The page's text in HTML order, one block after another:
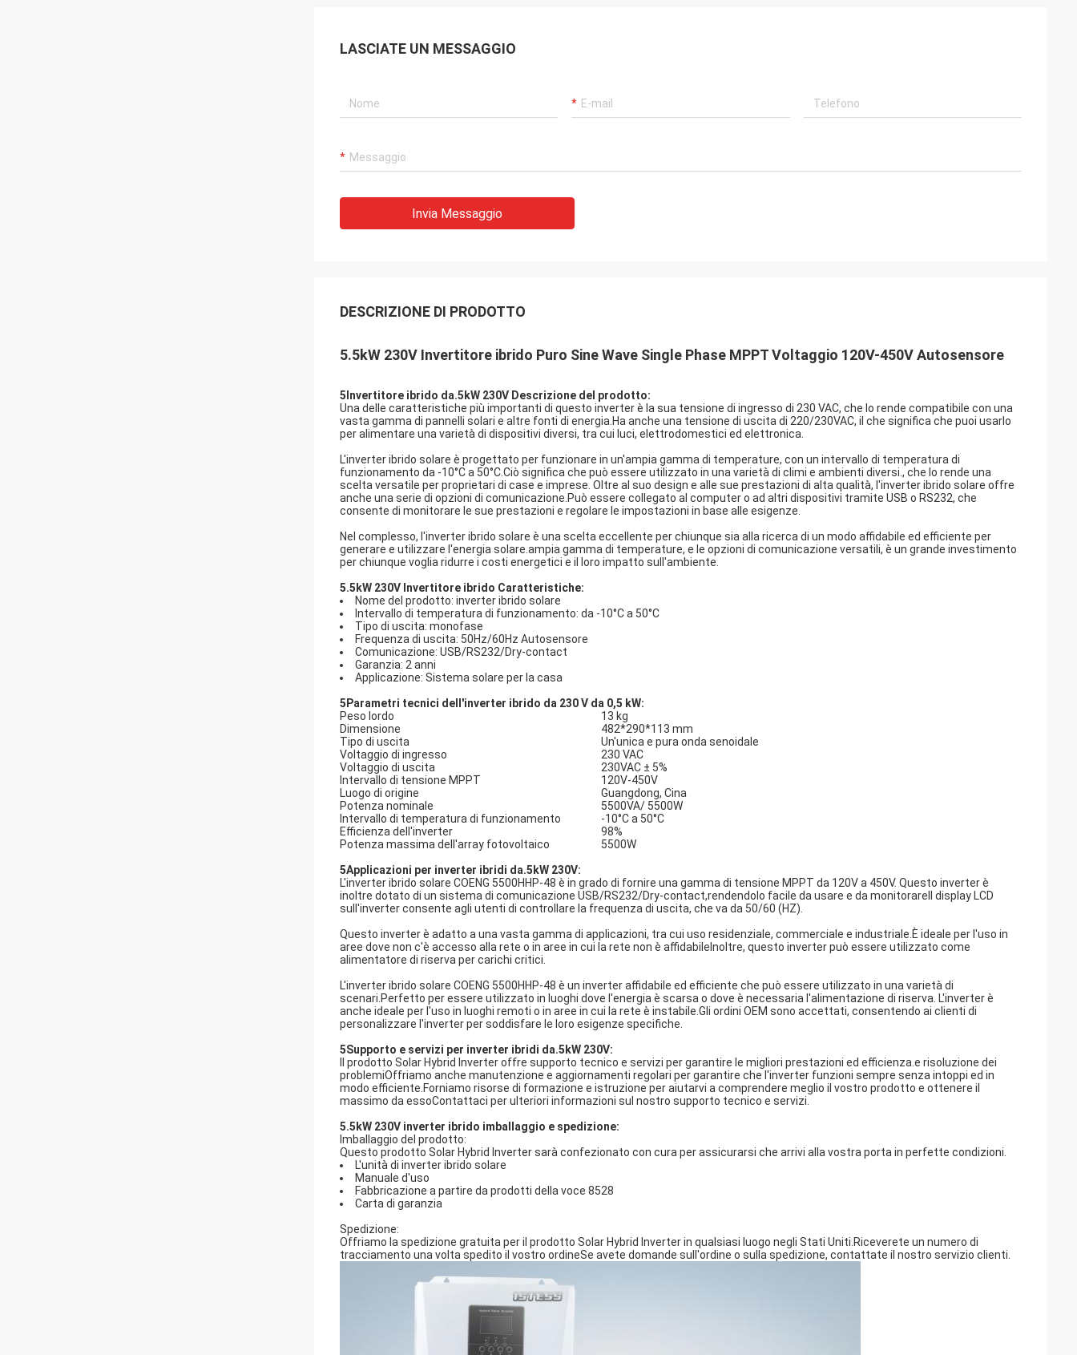
LASCIATE UN MESSAGGIO
Invia Messaggio
DESCRIZIONE DI PRODOTTO
5.5kW 230V Invertitore ibrido Puro Sine Wave Single Phase MPPT Voltaggio 120V-450V Autosensore
5Invertitore ibrido da.5kW 230V Descrizione del prodotto:
Una delle caratteristiche più importanti di questo inverter è la sua tensione di ingresso di 230 VAC, che lo rende compatibile con una
vasta gamma di pannelli solari e altre fonti di energia.Ha anche una tensione di uscita di 220/230VAC, il che significa che puoi usarlo
per alimentare una varietà di dispositivi diversi, tra cui luci, elettrodomestici ed elettronica.
L'inverter ibrido solare è progettato per funzionare in un'ampia gamma di temperature, con un intervallo di temperatura di
funzionamento da -10°C a 50°C.Ciò significa che può essere utilizzato in una varietà di climi e ambienti diversi., che lo rende una
scelta versatile per proprietari di case e imprese. Oltre al suo design e alle sue prestazioni di alta qualità, l'inverter ibrido solare offre
anche una serie di opzioni di comunicazione.Può essere collegato al computer o ad altri dispositivi tramite USB o RS232, che
consente di monitorare le sue prestazioni e regolare le impostazioni in base alle esigenze.
Nel complesso, l'inverter ibrido solare è una scelta eccellente per chiunque sia alla ricerca di un modo affidabile ed efficiente per
generare e utilizzare l'energia solare.ampia gamma di temperature, e le opzioni di comunicazione versatili, è un grande investimento
per chiunque voglia ridurre i costi energetici e il loro impatto sull'ambiente.
5.5kW 230V Invertitore ibrido Caratteristiche:
Nome del prodotto: inverter ibrido solare
Intervallo di temperatura di funzionamento: da -10°C a 50°C
Tipo di uscita: monofase
Frequenza di uscita: 50Hz/60Hz Autosensore
Comunicazione: USB/RS232/Dry-contact
Garanzia: 2 anni
Applicazione: Sistema solare per la casa
5Parametri tecnici dell'inverter ibrido da 230 V da 0,5 kW:
Peso lordo
13 kg
Dimensione
482*290*113 mm
Tipo di uscita
Un'unica e pura onda senoidale
Voltaggio di ingresso
230 VAC
Voltaggio di uscita
230VAC ± 5%
Intervallo di tensione MPPT
120V-450V
Luogo di origine
Guangdong, Cina
Potenza nominale
5500VA/ 5500W
Intervallo di temperatura di funzionamento
-10°C a 50°C
Efficienza dell'inverter
98%
Potenza massima dell'array fotovoltaico
5500W
5Applicazioni per inverter ibridi da.5kW 230V:
L'inverter ibrido solare COENG 5500HHP-48 è in grado di fornire una gamma di tensione MPPT da 120V a 450V. Questo inverter è
inoltre dotato di un sistema di comunicazione USB/RS232/Dry-contact,rendendolo facile da usare e da monitorareIl display LCD
sull'inverter consente agli utenti di controllare la frequenza di uscita, che va da 50/60 (HZ).
Questo inverter è adatto a una vasta gamma di applicazioni, tra cui uso residenziale, commerciale e industriale.È ideale per l'uso in
aree dove non c'è accesso alla rete o in aree in cui la rete non è affidabileInoltre, questo inverter può essere utilizzato come
alimentatore di riserva per carichi critici.
L'inverter ibrido solare COENG 5500HHP-48 è un inverter affidabile ed efficiente che può essere utilizzato in una varietà di
scenari.Perfetto per essere utilizzato in luoghi dove l'energia è scarsa o dove è necessaria l'alimentazione di riserva. L'inverter è
anche ideale per l'uso in luoghi remoti o in aree in cui la rete è instabile.Gli ordini OEM sono accettati, consentendo ai clienti di
personalizzare l'inverter per soddisfare le loro esigenze specifiche.
5Supporto e servizi per inverter ibridi da.5kW 230V:
Il prodotto Solar Hybrid Inverter offre supporto tecnico e servizi per garantire le migliori prestazioni ed efficienza.e risoluzione dei
problemiOffriamo anche manutenzione e aggiornamenti regolari per garantire che l'inverter funzioni sempre senza intoppi ed in
modo efficiente.Forniamo risorse di formazione e istruzione per aiutarvi a comprendere meglio il vostro prodotto e ottenere il
massimo da essoContattaci per ulteriori informazioni sul nostro supporto tecnico e servizi.
5.5kW 230V inverter ibrido imballaggio e spedizione:
Imballaggio del prodotto:
Questo prodotto Solar Hybrid Inverter sarà confezionato con cura per assicurarsi che arrivi alla vostra porta in perfette condizioni.
L'unità di inverter ibrido solare
Manuale d'uso
Fabbricazione a partire da prodotti della voce 8528
Carta di garanzia
Spedizione:
Offriamo la spedizione gratuita per il prodotto Solar Hybrid Inverter in qualsiasi luogo negli Stati Uniti.Riceverete un numero di
tracciamento una volta spedito il vostro ordineSe avete domande sull'ordine o sulla spedizione, contattate il nostro servizio clienti.